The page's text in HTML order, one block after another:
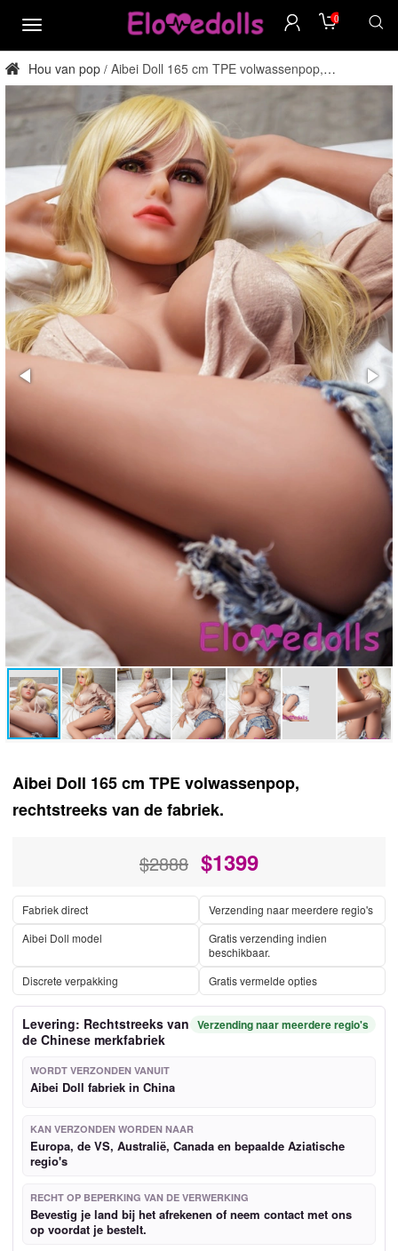
MENU
0
Hou van pop / Aibei Doll 165 cm TPE volwassenpop,
rechtstreeks van de fabriek.
Aibei Doll 165 cm TPE volwassenpop,
rechtstreeks van de fabriek.
$2888 $1399
Fabriek direct
Verzending naar meerdere regio's
Aibei Doll model
Gratis verzending indien
beschikbaar.
Discrete verpakking
Gratis vermelde opties
Levering: Rechtstreeks van
de Chinese merkfabriek
Verzending naar meerdere regio's
WORDT VERZONDEN VANUIT
Aibei Doll fabriek in China
KAN VERZONDEN WORDEN NAAR
Europa, de VS, Australië, Canada en bepaalde Aziatische
regio's
RECHT OP BEPERKING VAN DE VERWERKING
Bevestig je land bij het afrekenen of neem contact met ons
op voordat je bestelt.